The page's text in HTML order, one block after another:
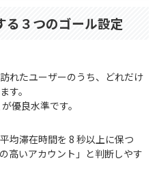
る３つのゴール設定
れたユーザーのうち、どれだけ
す。
が優良水準です。
均滞在時間を 8 秒以上に保つ
高いアカウント」と判断しやす